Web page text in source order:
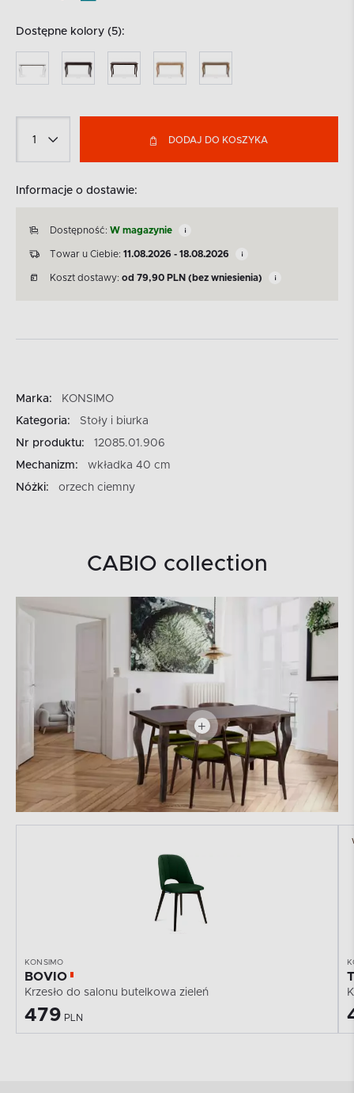
Dostępne kolory (5):
DODAJ DO KOSZYKA
Informacje o dostawie:
Dostępność: W magazynie
Towar u Ciebie: 11.08.2026 - 18.08.2026
Koszt dostawy: od 79,90 PLN (bez wniesienia)
Marka:
KONSIMO
Kategoria:
Stoły i biurka
Nr produktu:
12085.01.906
Mechanizm:
wkładka 40 cm
Nóżki:
orzech ciemny
CABIO collection
KONSIMO
BOVIO
Krzesło do salonu butelkowa zieleń
479 PLN